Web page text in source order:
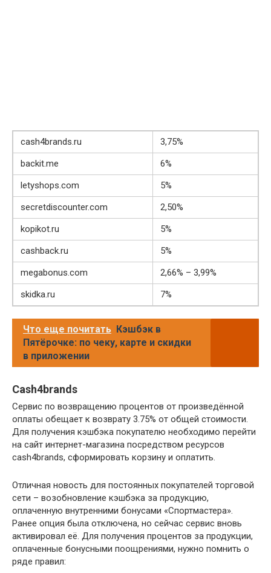
cash4brands.ru
3,75%
backit.me
6%
letyshops.com
5%
secretdiscounter.com
2,50%
kopikot.ru
5%
cashback.ru
5%
megabonus.com
2,66% – 3,99%
skidka.ru
7%
Что еще почитать Кэшбэк в
Пятёрочке: по чеку, карте и скидки
в приложении
Cash4brands
Сервис по возвращению процентов от произведённой
оплаты обещает к возврату 3.75% от общей стоимости.
Для получения кэшбэка покупателю необходимо перейти
на сайт интернет-магазина посредством ресурсов
cash4brands, сформировать корзину и оплатить.
Отличная новость для постоянных покупателей торговой
сети – возобновление кэшбэка за продукцию,
оплаченную внутренними бонусами «Спортмастера».
Ранее опция была отключена, но сейчас сервис вновь
активировал её. Для получения процентов за продукции,
оплаченные бонусными поощрениями, нужно помнить о
ряде правил: